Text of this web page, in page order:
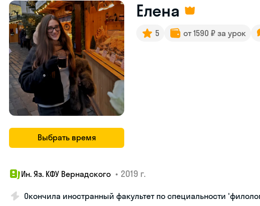
Выбрать время
Елена
5 от 1590 ₽ за урок
Ин. Яз. КФУ Вернадского • 2019 г.
Окончила иностранный факультет по специальности